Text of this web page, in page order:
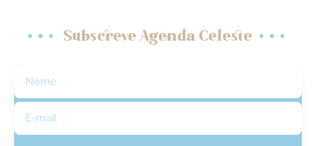
Subscreve Agenda Celeste